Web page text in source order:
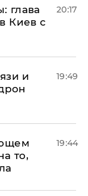
глава
Киев с
20:17
и
19:49
то,
19:44